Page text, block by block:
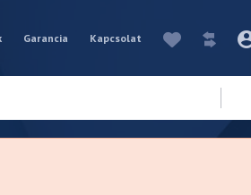
Garancia Kapcsolat